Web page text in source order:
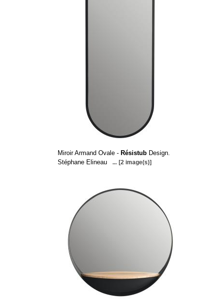
Miroir Armand Ovale - RésistubDesign.
Stéphane Elineau
... [2 image(s)]